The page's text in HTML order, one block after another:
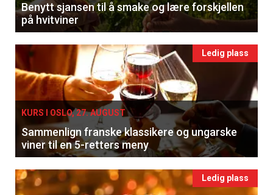
Benytt sjansen til å smake og lære forskjellen
på hvitviner
Ledig plass
KURS I OSLO, 27. AUGUST
Sammenlign franske klassikere og ungarske
viner til en 5-retters meny
Ledig plass